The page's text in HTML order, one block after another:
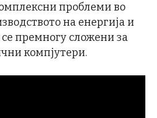
проблеми во
на енергија и
премногу сложени за
компјутери.